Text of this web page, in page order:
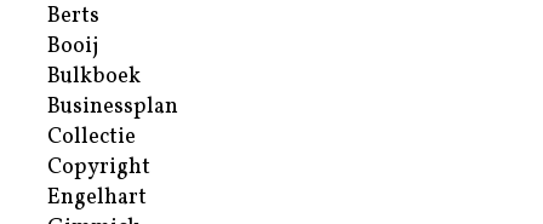
Berts
Booij
Bulkboek
Businessplan
Collectie
Copyright
Engelhart